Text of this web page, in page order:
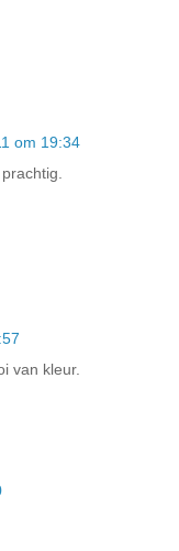
om 19:34
van kleur.